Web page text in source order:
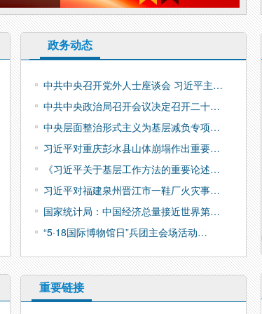
政务动态
中共中央召开党外人士座谈会 习近平主…
中共中央政治局召开会议决定召开二十…
中央层面整治形式主义为基层减负专项…
习近平对重庆彭水县山体崩塌作出重要…
《习近平关于基层工作方法的重要论述…
习近平对福建泉州晋江市一鞋厂火灾事…
国家统计局：中国经济总量接近世界第…
“5·18国际博物馆日”兵团主会场活动…
重要链接
兵团统计局副局长 陈
淑清
职务： 副局长
简介：陈淑清，女，汉族，硕士研究生学历，经
济学硕士，兵团统计局副局长（援疆）。 分工：
分管政策法规研究...